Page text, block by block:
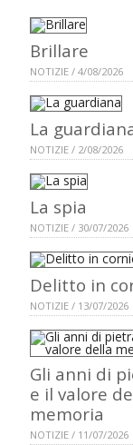
Brillare
NOTIZIE / 4/08/2026
La
NOTIZIE / 2/08/2026
La spia
NOTIZIE / 30/07/2026
Delitto in
NOTIZIE / 13/07/2026
Gli anni di
e il valore
memoria
NOTIZIE / 11/07/2026